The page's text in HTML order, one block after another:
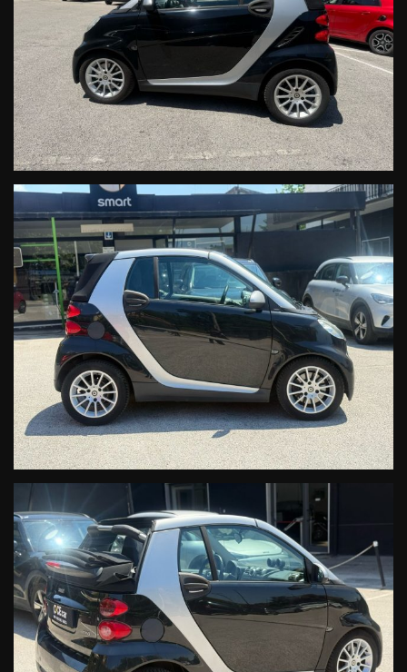
Non perdere tempo prezioso con inutili ed affannose ricerche,
affiadati ad una Struttura Ufficiale Smart, in grado di poterTi fornire,
in assoluta sicurezza e trasparenza, vetture e servizi Ufficiali di
vendita e post vendita, secondo i severi Standard della Casa
Costruttrice DAIMLER AG.
Responsabile Ufficio Vendite Smart:
Dott.ssa Teresa Della Valle 0823301343 interno 45
venditasmartcaserta@cecarsrl.com
Responsabile Ufficio Vendite Smart:
Dott. Davide Coscione 0823301748 interno 46
venditasmartcaserta1@cecarsrl.com
Ufficio Accettazione postvendita & Assistenza:
0823 01343 interno 47
accettazionesmartcaserta@cecarsrl.com
Ufficio Ricambi Originali smart:
Postmaster@cecarsrl.com
SMART CECAR Srl
Rete Ufficiale Smart Service
Vendita-Assistenza Ricambi
Le informazioni relative alla vettura, alla documentazione e ai servizi
collegati, per quanto accurate, possono tuttavia contenere errori o
imprecisioni. Quanto descritto non ha pertanto valore contrattuale
ma solo informativo. L'onere di verifica e' riservato all' acquirente.
Nella impossibilita' di un continuo aggiornamento, i prezzi sono da
considerarsi indicativi e non comprendono eventuali migliorie
apportate in seguito.
* L'estensione della garanzia, del secondo e terzo anno,è un